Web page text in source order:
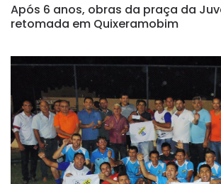
Após 6 anos, obras da praça da
retomada em Quixeramobim